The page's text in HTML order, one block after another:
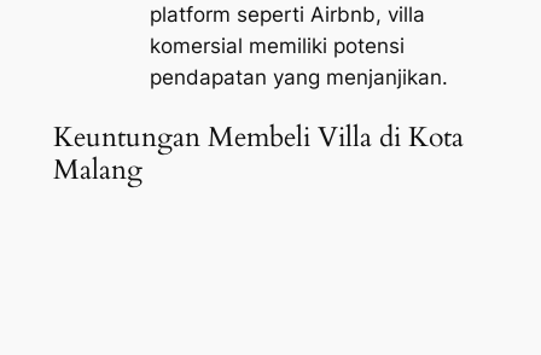
platform seperti Airbnb, villa
komersial memiliki potensi
pendapatan yang menjanjikan.
Keuntungan Membeli Villa di Kota
Malang